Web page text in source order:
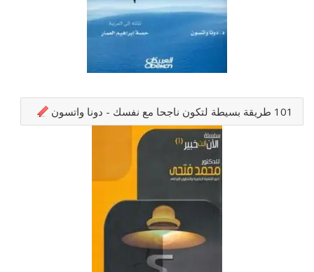
101 طريقة بسيطة لتكون ناجحا مع نفسك - دونا واتسون